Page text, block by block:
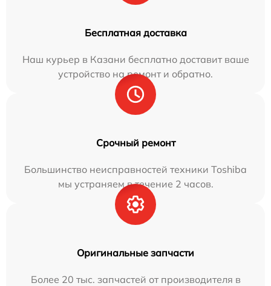
Бесплатная доставка
Наш курьер в Казани бесплатно доставит ваше
устройство на ремонт и обратно.
Срочный ремонт
Большинство неисправностей техники Toshiba
мы устраняем в течение 2 часов.
Оригинальные запчасти
Более 20 тыс. запчастей от производителя в